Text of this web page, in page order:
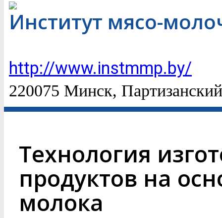
Институт мясо-
http://www.instmmp.by/
220075 Минск,
Технология
продуктов на
молока